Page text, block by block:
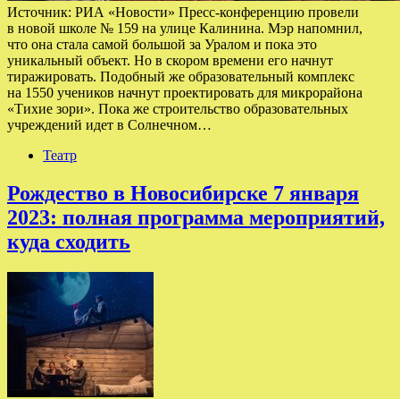
Источник: РИА «Новости» Пресс-конференцию провели
в новой школе № 159 на улице Калинина. Мэр напомнил,
что она стала самой большой за Уралом и пока это
уникальный объект. Но в скором времени его начнут
тиражировать. Подобный же образовательный комплекс
на 1550 учеников начнут проектировать для микрорайона
«Тихие зори». Пока же строительство образовательных
учреждений идет в Солнечном…
Театр
Рождество в Новосибирске 7 января
2023: полная программа мероприятий,
куда сходить